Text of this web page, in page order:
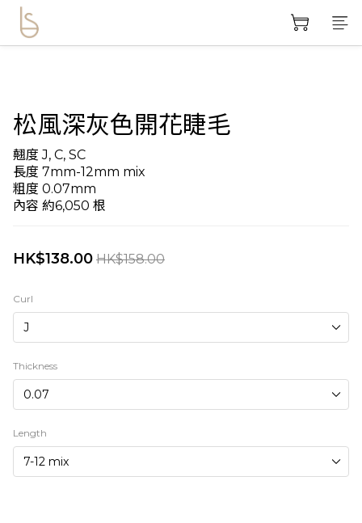
松風深灰色開花睫毛
翹度 J, C, SC
長度 7mm-12mm mix
粗度 0.07mm
內容 約6,050 根
HK$138.00 HK$158.00
Curl
Thickness
Length